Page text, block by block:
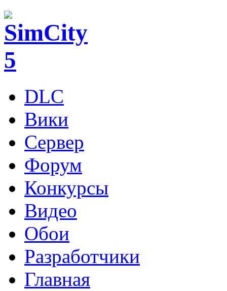
DLC
Вики
Сервер
Форум
Конкурсы
Видео
Обои
Разработчики
Главная